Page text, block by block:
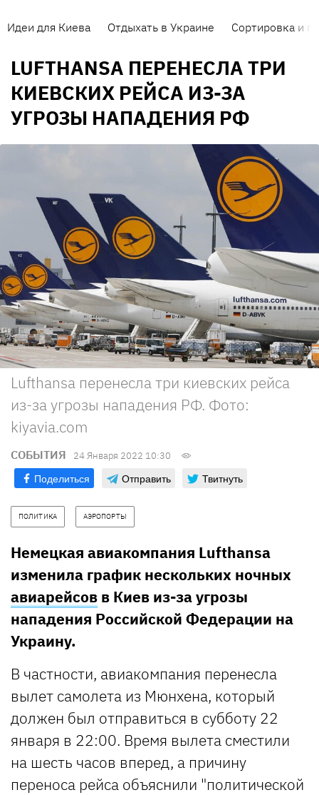
Идеи для Киева Отдыхать в Украине Сортировка и
LUFTHANSA ПЕРЕНЕСЛА ТРИ
КИЕВСКИХ РЕЙСА ИЗ-ЗА
УГРОЗЫ НАПАДЕНИЯ РФ
Lufthansa перенесла три киевских рейса
из-за угрозы нападения РФ. Фото:
kiyavia.com
СОБЫТИЯ 24 Января 2022 10:30
Поделиться Отправить Твитнуть
ПОЛИТИКА АЭРОПОРТЫ
Немецкая авиакомпания Lufthansa
изменила график нескольких ночных
авиарейсов в Киев из-за угрозы
нападения Российской Федерации на
Украину.
В частности, авиакомпания перенесла
вылет самолета из Мюнхена, который
должен был отправиться в субботу 22
января в 22:00. Время вылета сместили
на шесть часов вперед, а причину
переноса рейса объяснили "политической